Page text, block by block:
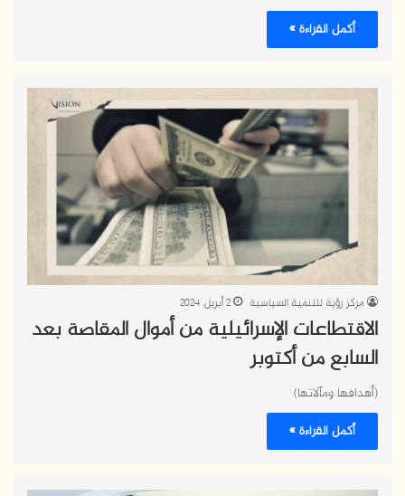
أكمل القراءة »
مركز رؤية للتنمية السياسية 2 أبريل، 2024
الاقتطاعات الإسرائيلية من أموال المقاصة بعد
السابع من أكتوبر
(أهدافها ومآلاتها)
أكمل القراءة »